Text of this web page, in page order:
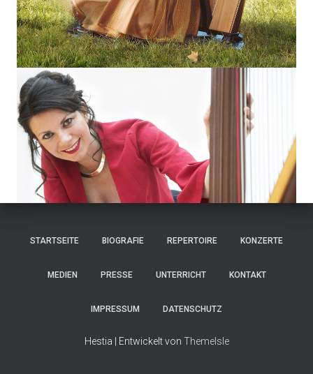
STARTSEITE BIOGRAFIE REPERTOIRE KONZERTE
MEDIEN PRESSE UNTERRICHT KONTAKT
IMPRESSUM DATENSCHUTZ
Hestia | Entwickelt von ThemeIsle